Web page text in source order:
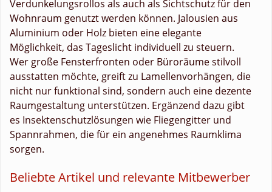
Verdunkelungsrollos als auch als Sichtschutz für den
Wohnraum genutzt werden können. Jalousien aus
Aluminium oder Holz bieten eine elegante
Möglichkeit, das Tageslicht individuell zu steuern.
Wer große Fensterfronten oder Büroräume stilvoll
ausstatten möchte, greift zu Lamellenvorhängen, die
nicht nur funktional sind, sondern auch eine dezente
Raumgestaltung unterstützen. Ergänzend dazu gibt
es Insektenschutzlösungen wie Fliegengitter und
Spannrahmen, die für ein angenehmes Raumklima
sorgen.
Beliebte Artikel und relevante Mitbewerber